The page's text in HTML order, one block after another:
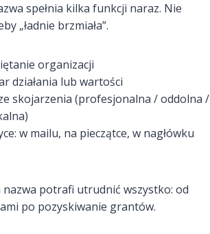
spełnia kilka funkcji naraz. Nie
„ładnie brzmiała”.
organizacji
działania lub wartości
skojarzenia (profesjonalna / oddolna /
w mailu, na pieczątce, w nagłówku
potrafi utrudnić wszystko: od
po pozyskiwanie grantów.